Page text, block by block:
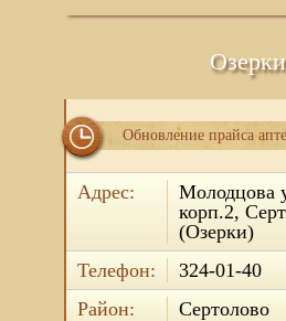
Озерки
Обновление прайса
Адрес:
Молодцова
корп.2,
(Озерки)
Телефон:
324-01-40
Район:
Сертолово